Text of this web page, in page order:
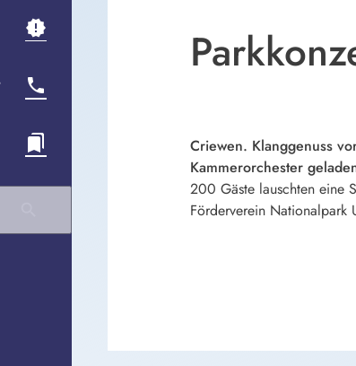
Criewen. Klanggenuss
Kammerorchester
200 Gäste lauschten eine
Förderverein Nationalpark